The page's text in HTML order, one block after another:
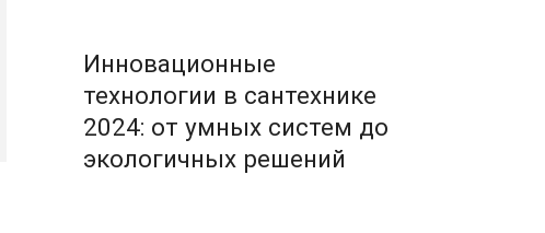
Инновационные
технологии в сантехнике
2024: от умных систем до
экологичных решений